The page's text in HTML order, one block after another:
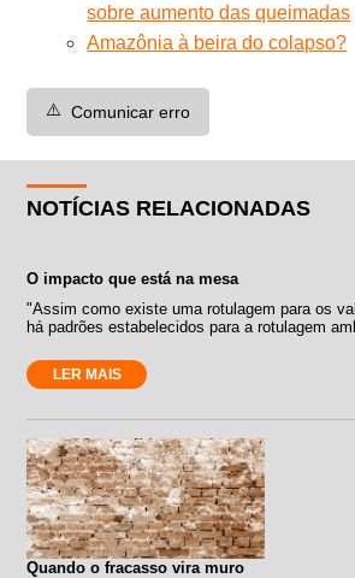
sobre aumento das queimadas
Amazônia à beira do colapso?
⚠️ Comunicar erro
NOTÍCIAS RELACIONADAS
O impacto que está na mesa
"Assim como existe uma rotulagem para os
há padrões estabelecidos para a rotulagem
LER MAIS
Quando o fracasso vira muro